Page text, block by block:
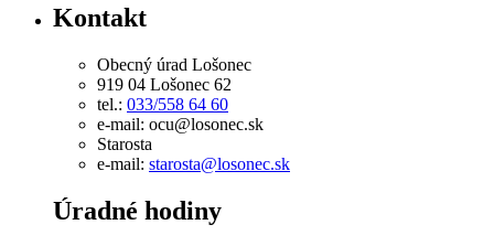
Kontakt
Obecný úrad Lošonec
919 04 Lošonec 62
tel.: 033/558 64 60
e-mail: ocu@losonec.sk
Starosta
e-mail: starosta@losonec.sk
Úradné hodiny